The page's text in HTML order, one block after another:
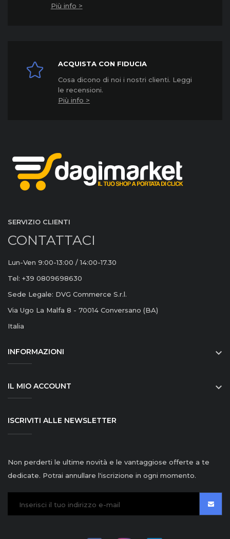
Più info >
ACQUISTA CON FIDUCIA
Cosa dicono di noi i nostri clienti. Leggi
le recensioni.
Più info >
SERVIZIO CLIENTI
CONTATTACI
Lun-Ven 9:00-13:00 / 14:00-17.30
Tel: +39 0809698630
Sede Legale: DVG Commerce S.r.l.
Via Ugo La Malfa 8 - 70014 Conversano (BA)
Italia
INFORMAZIONI 
IL MIO ACCOUNT 
ISCRIVITI ALLE NEWSLETTER
Non perderti le ultime novità e le vantaggiose offerte a te
dedicate. Potrai annullare l'iscrizione in ogni momento.